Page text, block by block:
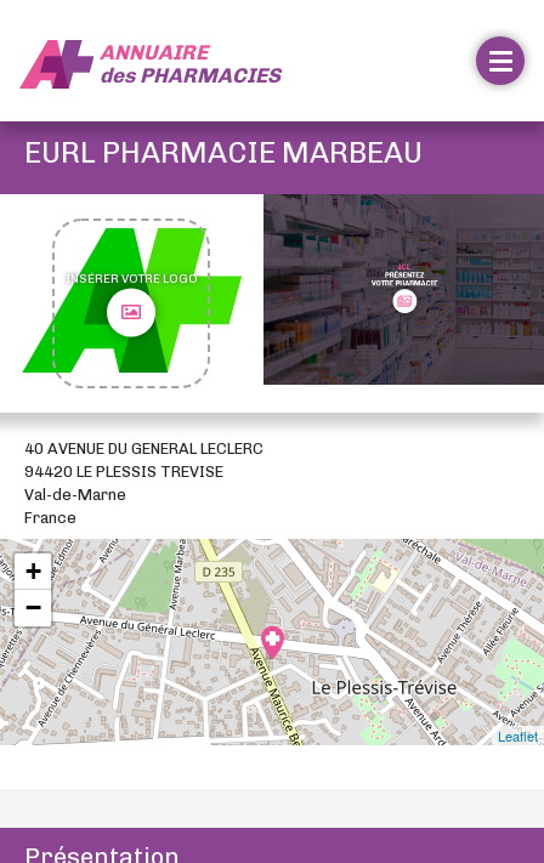
ANNUAIRE
desPHARMACIES
EURL PHARMACIE MARBEAU
INSÉRER VOTRE LOGO
40 AVENUE DU GENERAL LECLERC
94420 LE PLESSIS TREVISE
Val-de-Marne
France
+
−
Leaflet
Présentation